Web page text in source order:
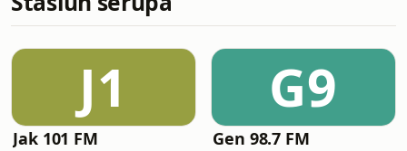
J1
Jak 101 FM
G9
Gen 98.7 FM